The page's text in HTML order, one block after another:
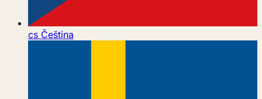
cs Čeština